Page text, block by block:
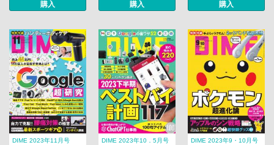
購入 購入 購入
DIME 2023年11月号 DIME 2023年10．5月号 DIME 2023年9・10月号